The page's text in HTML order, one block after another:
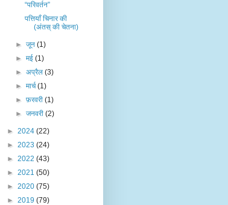
“परिवर्तन”
पत्तियाँ चिनार की
(अंतस् की चेतना)
►जून(1)
►मई(1)
►अप्रैल(3)
►मार्च(1)
►फ़रवरी(1)
►जनवरी(2)
► 2024 (22)
► 2023 (24)
► 2022 (43)
► 2021 (50)
► 2020 (75)
► 2019 (79)